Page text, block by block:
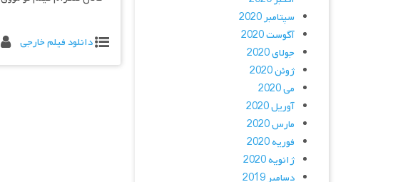
دانلود فیلم خارجی
سپتامبر 2020
آگوست 2020
جولای 2020
ژوئن 2020
می 2020
آوریل 2020
مارس 2020
فوریه 2020
ژانویه 2020
دسامبر 2019